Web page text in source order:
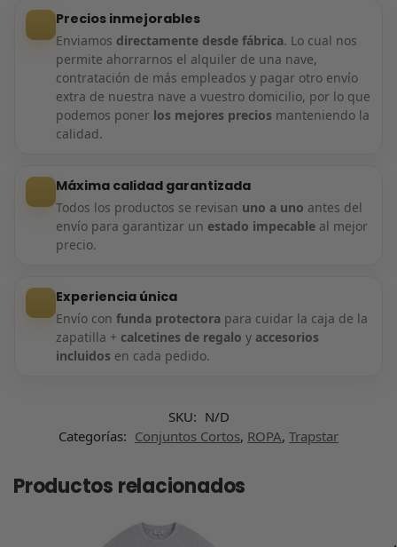
Precios inmejorables
Enviamos directamente desde fábrica. Lo cual nos
permite ahorrarnos el alquiler de una nave,
contratación de más empleados y pagar otro envío
extra de nuestra nave a vuestro domicilio, por lo que
podemos poner los mejores precios manteniendo la
calidad.
Máxima calidad garantizada
Todos los productos se revisan uno a uno antes del
envío para garantizar un estado impecableal mejor
precio.
Experiencia única
Envío con funda protectorapara cuidar la caja de la
zapatilla + calcetines de regalo y accesorios
incluidos en cada pedido.
SKU: N/D
Categorías: Conjuntos Cortos, ROPA, Trapstar
Productos relacionados